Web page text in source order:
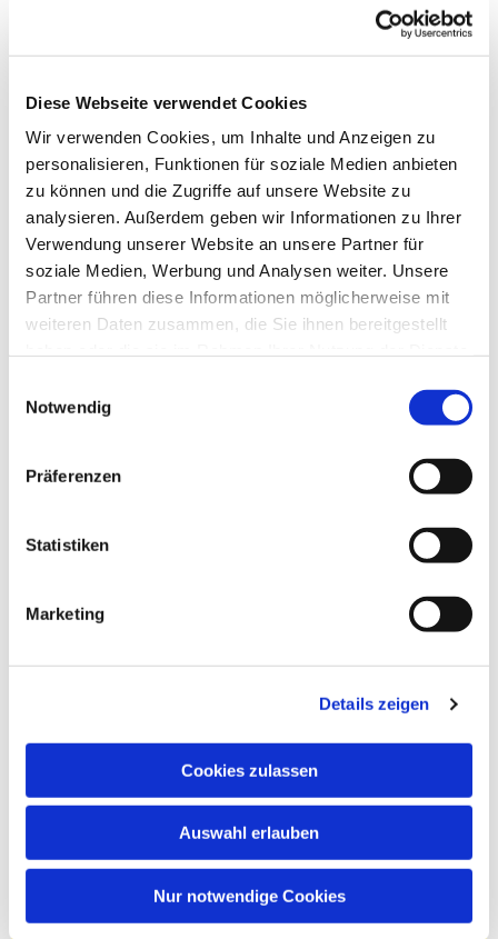
Diese Webseite verwendet Cookies
Wir verwenden Cookies, um Inhalte und Anzeigen zu
personalisieren, Funktionen für soziale Medien anbieten
zu können und die Zugriffe auf unsere Website zu
analysieren. Außerdem geben wir Informationen zu Ihrer
Verwendung unserer Website an unsere Partner für
soziale Medien, Werbung und Analysen weiter. Unsere
Partner führen diese Informationen möglicherweise mit
weiteren Daten zusammen, die Sie ihnen bereitgestellt
Notwendig
Präferenzen
Statistiken
Marketing
Details zeigen
Cookies zulassen
Auswahl erlauben
Nur notwendige Cookies
Dies könnte Sie auch
interessieren